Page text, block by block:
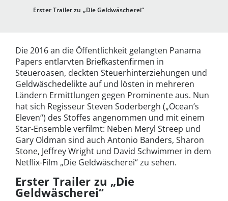
Erster Trailer zu „Die Geldwäscherei“
Die 2016 an die Öffentlichkeit gelangten Panama
Papers entlarvten Briefkastenfirmen in
Steueroasen, deckten Steuerhinterziehungen und
Geldwäschedelikte auf und lösten in mehreren
Ländern Ermittlungen gegen Prominente aus. Nun
hat sich Regisseur Steven Soderbergh („Ocean’s
Eleven“) des Stoffes angenommen und mit einem
Star-Ensemble verfilmt: Neben Meryl Streep und
Gary Oldman sind auch Antonio Banders, Sharon
Stone, Jeffrey Wright und David Schwimmer in dem
Netflix-Film „Die Geldwäscherei“ zu sehen.
Erster Trailer zu „Die
Geldwäscherei“